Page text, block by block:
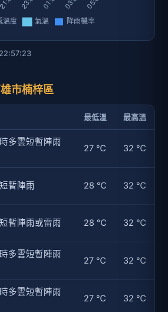
市楠梓區
最低溫 最高溫
多雲短暫陣雨
27 ℃ 32 ℃
暫陣雨 28 ℃ 32 ℃
暫陣雨或雷雨 28 ℃ 32 ℃
多雲短暫陣雨
27 ℃ 32 ℃
多雲短暫陣雨
27 ℃ 32 ℃